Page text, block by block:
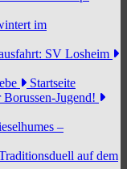
im
SV Losheim
Startseite
Jugend!
–
auf dem